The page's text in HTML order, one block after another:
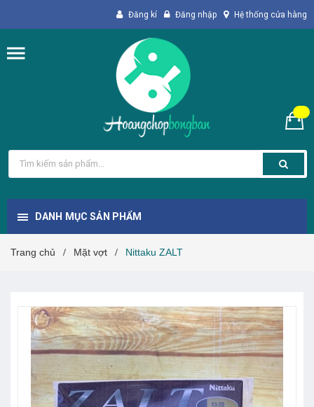
Đăng kí Đăng nhập Hệ thống cửa hàng
DANH MỤC SẢN PHẨM
Trang chủ / Mặt vợt / Nittaku ZALT